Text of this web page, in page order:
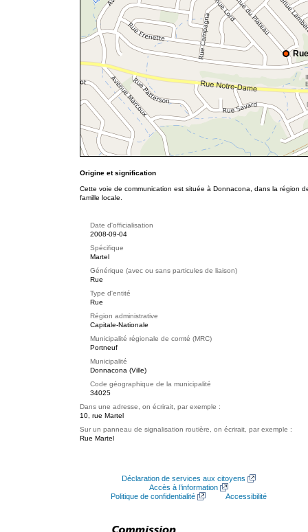
Origine et signification
Cette voie de communication est située à Donnacona, dans la région
famille locale.
Date d'officialisation
2008-09-04
Spécifique
Martel
Générique (avec ou sans particules de liaison)
Rue
Type d'entité
Rue
Région administrative
Capitale-Nationale
Municipalité régionale de comté (MRC)
Portneuf
Municipalité
Donnacona (Ville)
Code géographique de la municipalité
34025
Dans une adresse, on écrirait, par exemple :
10, rue Martel
Sur un panneau de signalisation routière, on écrirait, par exemple :
Rue Martel
Déclaration de services aux citoyens
Accès à l’information
Politique de confidentialité
Accessibilité